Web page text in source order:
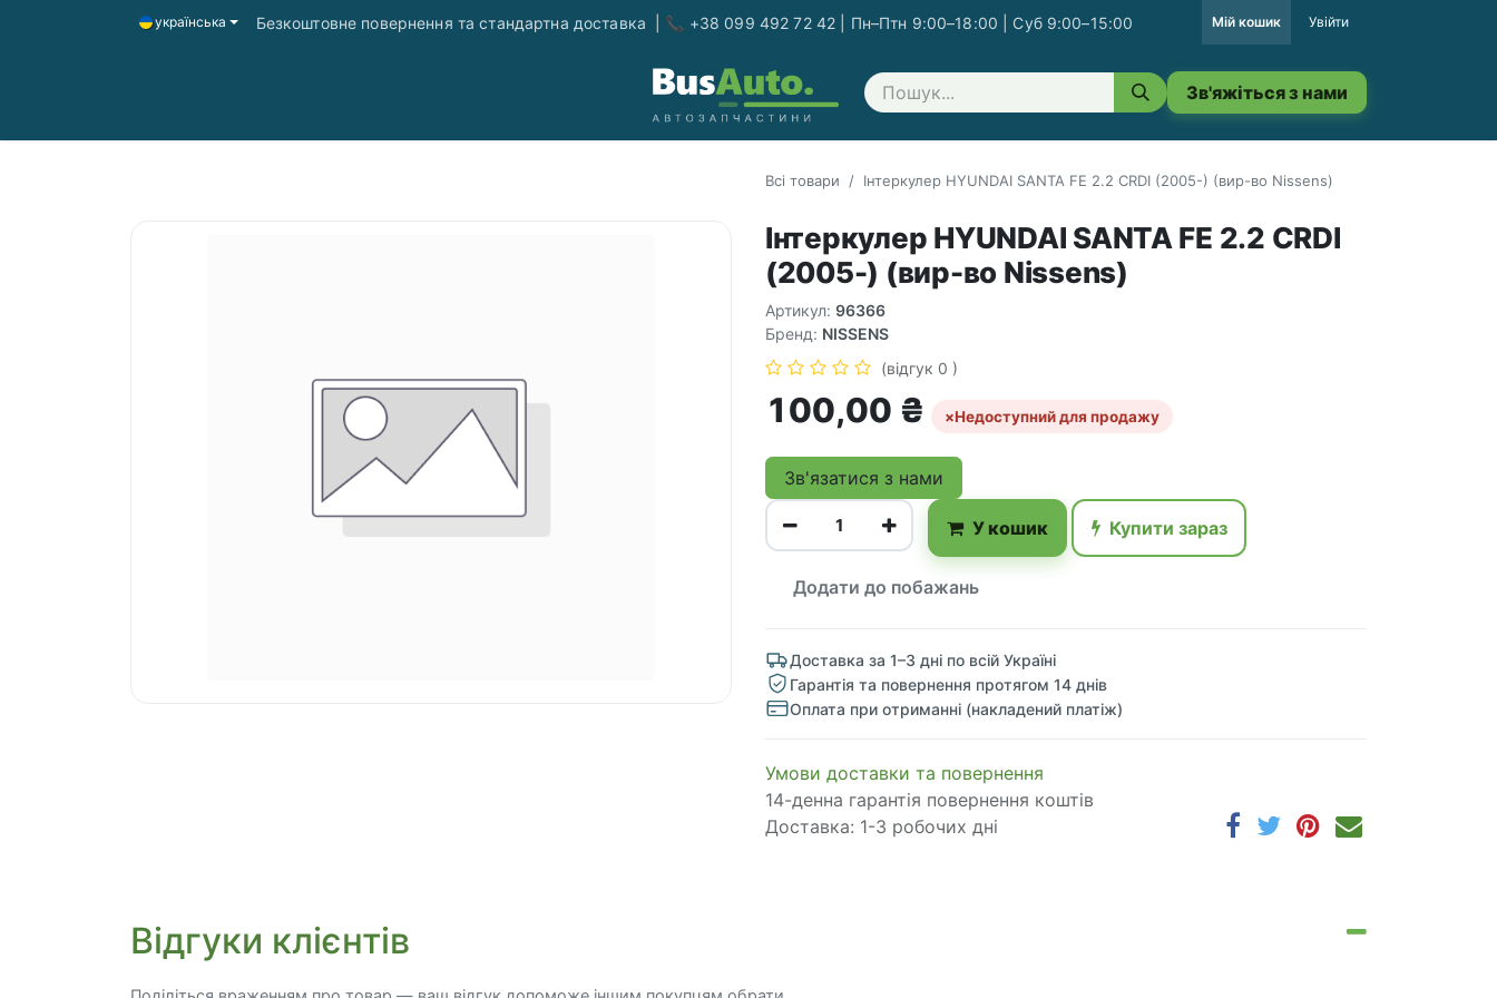
українська Безкоштовне повернення та стандартна доставка | 📞 +38 099 492 72 42 | Пн–Птн 9:00–18:00 | Суб 9:00–15:00 Мій кошик Увійти
Зв'яжіться з нами Зв'яжіться з нами
Всі товари Інтеркулер HYUNDAI SANTA FE 2.2 CRDI (2005-) (вир-во Nissens)
Інтеркулер HYUNDAI SANTA FE 2.2 CRDI
(2005-) (вир-во Nissens)
Артикул: 96366
Бренд: NISSENS
(відгук 0 )
100,00 ₴ ×Недоступний для продажу
Зв'язатися з нами
У кошик Купити зараз
Додати до побажань
Доставка за 1–3 дні по всій Україні
Гарантія та повернення протягом 14 днів
Оплата при отриманні (накладений платіж)
​​​​​​​​​​​​​​​​​​​​​​​​​​​​​​​​​​​​​​​​​​​​​​​​​​​​​​​​​​​​​​У​​м​о​в​​и​ д​ос​т​а​в​к​и ​т​а​ по​в​е​р​н​е​н​н​я
14-денна гарантія повернення коштів
Доставка: 1-3 робочих дні
Відгуки клієнтів